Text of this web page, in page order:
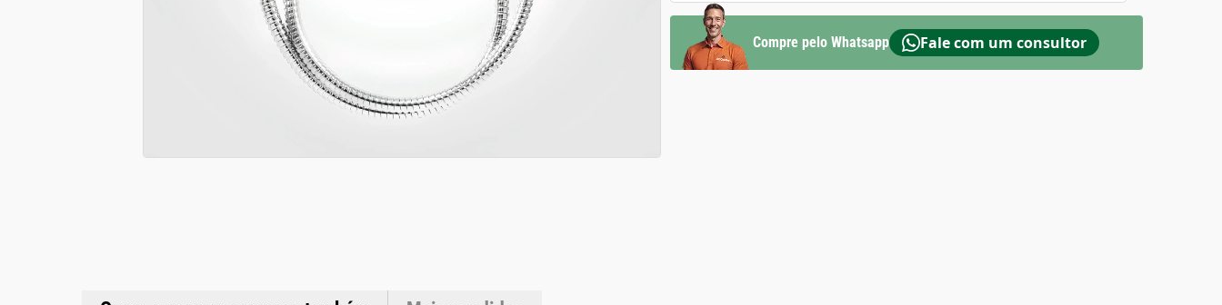
CromadoGarantia: 12 anosModelo: SlimCódigo de Referência do Fornecedor:
10306310Acionamento: 1/4 de voltaTemperatura máxima de água:
70°CAcompanha Mangueira: SimComposição Básica: Liga de cobre e
plásticos de engenhariaResistente: SimPressão de Funcionamento: 2 - 40
m.c.aTamanho da Mangueira: 1,20m
Compre pelo Whatsapp Fale com um consultor